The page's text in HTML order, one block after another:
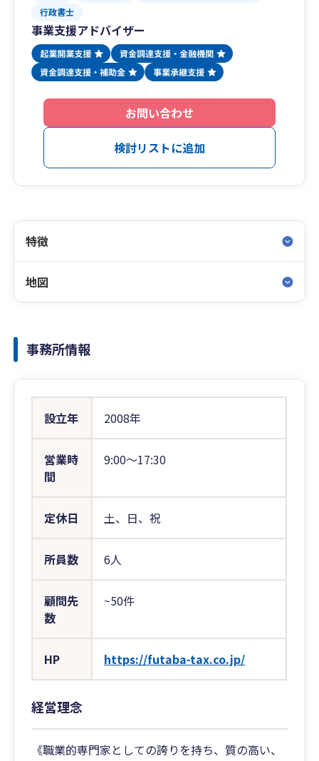
行政書士
事業支援アドバイザー
お問い合わせ
検討リストに追加
特徴
地図
事務所情報
設立年 2008年
営業時
間
9:00〜17:30
定休日 土、日、祝
所員数 6人
顧問先
数
~50件
HP https://futaba-tax.co.jp/
経営理念
《職業的専門家としての誇りを持ち、質の高い、